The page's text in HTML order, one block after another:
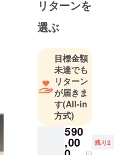
かな資源で
幅広く皆様
をし、お客
様のオリジ
ナリティを
応援しま
す！
リターンを
選ぶ
目標金額
未達でも
リターン
が届きま
す(All-in
方式)
590
,00 残り2